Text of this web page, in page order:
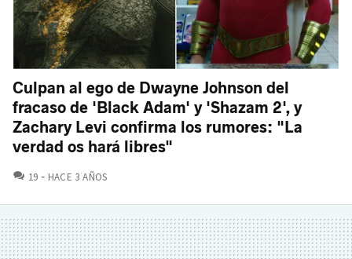
Culpan al ego de Dwayne Johnson del
fracaso de 'Black Adam' y 'Shazam 2', y
Zachary Levi confirma los rumores: "La
verdad os hará libres"
19 COMENTARIOS
HACE 3 AÑOS